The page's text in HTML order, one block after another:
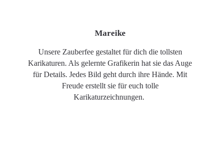
Mareike
Unsere Zauberfee gestaltet für dich die tollsten
Karikaturen. Als gelernte Grafikerin hat sie das Auge
für Details. Jedes Bild geht durch ihre Hände. Mit
Freude erstellt sie für euch tolle
Karikaturzeichnungen.